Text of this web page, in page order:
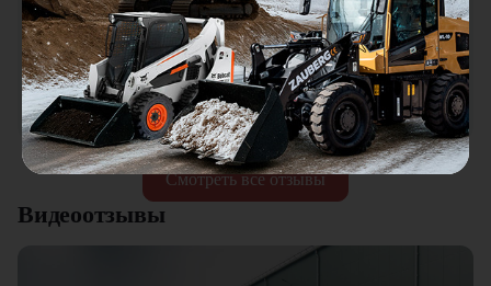
Смотреть все отзывы
18.01.2026
Мини погрузчик в работе понравился, хорошая
универсальная техника. Отличное соотношение цены и
качества. Отдельный плюс это внимательное отношение к
клиентам.
Видеоотзывы